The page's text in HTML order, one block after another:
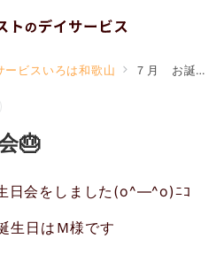
ービスいろは和歌山 ７月 お誕生日会🎂
🎂
日会をしました(o^―^o)ﾆｺ
生日はＭ様です